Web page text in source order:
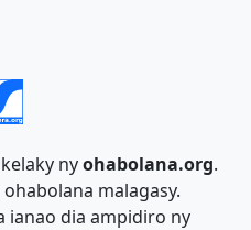
nyohabolana.org.
malagasy.
ianao dia ampidiro ny